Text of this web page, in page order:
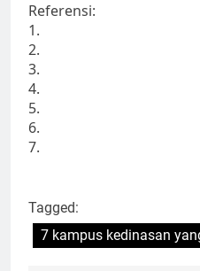
Referensi:
1.
2.
3.
4.
5.
6.
7.
Tagged:
7 kampus kedinasan